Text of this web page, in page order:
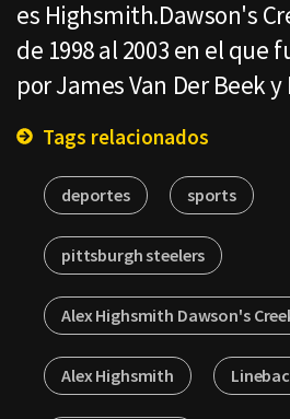
es Highsmith.Dawson's
de 1998 al 2003 en el que
por James Van Der Beek
Tags relacionados
deportes sports
pittsburgh steelers
Alex Highsmith Dawson's
Alex Highsmith